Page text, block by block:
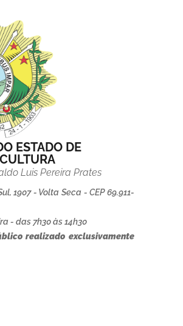
ESTADO DE
Luis Pereira Prates
1907 - Volta Seca - CEP 69.911-
- das 7h30 às 14h30
realizado exclusivamente